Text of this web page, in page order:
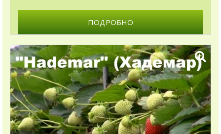
ПОДРОБНО